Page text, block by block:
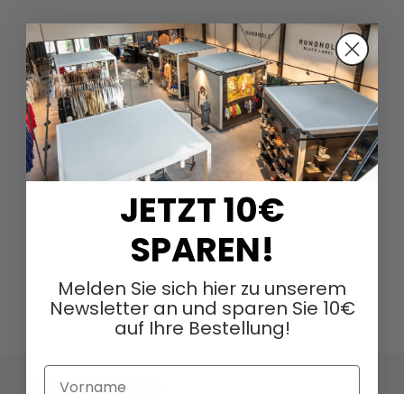
JETZT 10€
SPAREN!
Melden Sie sich hier zu unserem
Newsletter an und sparen Sie 10€
auf Ihre Bestellung!
Vorname